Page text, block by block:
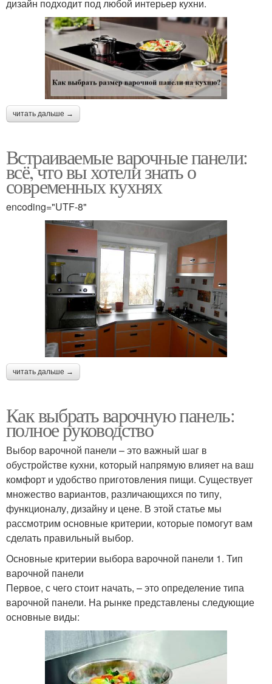
дизайн подходит под любой интерьер кухни.
читать дальше →
Встраиваемые варочные панели:
всё, что вы хотели знать о
современных кухнях
encoding="UTF-8"
читать дальше →
Как выбрать варочную панель:
полное руководство
Выбор варочной панели – это важный шаг в
обустройстве кухни, который напрямую влияет на ваш
комфорт и удобство приготовления пищи. Существует
множество вариантов, различающихся по типу,
функционалу, дизайну и цене. В этой статье мы
рассмотрим основные критерии, которые помогут вам
сделать правильный выбор.
Основные критерии выбора варочной панели 1. Тип
варочной панели
Первое, с чего стоит начать, – это определение типа
варочной панели. На рынке представлены следующие
основные виды: